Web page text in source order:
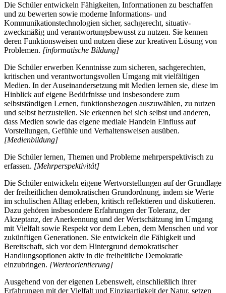
Die Schüler entwickeln Fähigkeiten, Informationen zu beschaffen
und zu bewerten sowie moderne Informations- und
Kommunikationstechnologien sicher, sachgerecht, situativ-
zweckmäßig und verantwortungsbewusst zu nutzen. Sie kennen
deren Funktionsweisen und nutzen diese zur kreativen Lösung von
Problemen. [informatische Bildung]
Die Schüler erwerben Kenntnisse zum sicheren, sachgerechten,
kritischen und verantwortungsvollen Umgang mit vielfältigen
Medien. In der Auseinandersetzung mit Medien lernen sie, diese im
Hinblick auf eigene Bedürfnisse und insbesondere zum
selbstständigen Lernen, funktionsbezogen auszuwählen, zu nutzen
und selbst herzustellen. Sie erkennen bei sich selbst und anderen,
dass Medien sowie das eigene mediale Handeln Einfluss auf
Vorstellungen, Gefühle und Verhaltensweisen ausüben.
[Medienbildung]
Die Schüler lernen, Themen und Probleme mehrperspektivisch zu
erfassen. [Mehrperspektivität]
Die Schüler entwickeln eigene Wertvorstellungen auf der Grundlage
der freiheitlichen demokratischen Grundordnung, indem sie Werte
im schulischen Alltag erleben, kritisch reflektieren und diskutieren.
Dazu gehören insbesondere Erfahrungen der Toleranz, der
Akzeptanz, der Anerkennung und der Wertschätzung im Umgang
mit Vielfalt sowie Respekt vor dem Leben, dem Menschen und vor
zukünftigen Generationen. Sie entwickeln die Fähigkeit und
Bereitschaft, sich vor dem Hintergrund demokratischer
Handlungsoptionen aktiv in die freiheitliche Demokratie
einzubringen. [Werteorientierung]
Ausgehend von der eigenen Lebenswelt, einschließlich ihrer
Erfahrungen mit der Vielfalt und Einzigartigkeit der Natur, setzen